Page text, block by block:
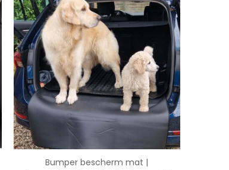
Bumper bescherm mat |